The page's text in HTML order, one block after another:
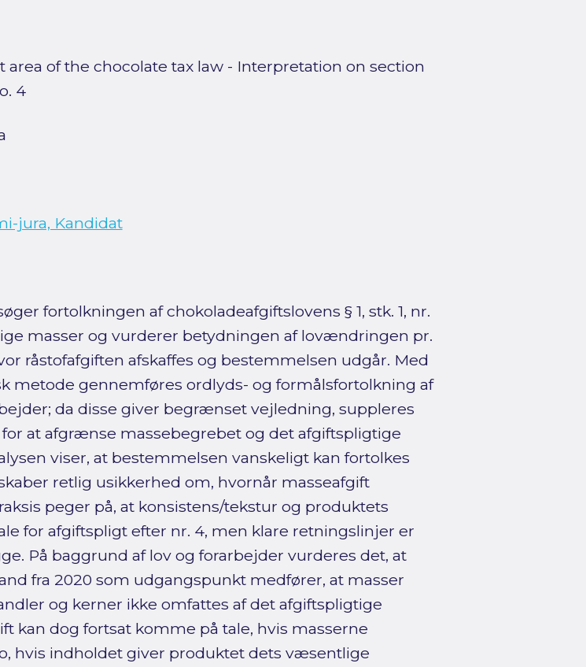
area of the chocolate tax law - Interpretation on section
4
jura, Kandidat
fortolkningen af chokoladeafgiftslovens § 1, stk. 1, nr.
masser og vurderer betydningen af lovændringen pr.
råstofafgiften afskaffes og bestemmelsen udgår. Med
metode gennemføres ordlyds- og formålsfortolkning af
da disse giver begrænset vejledning, suppleres
at afgrænse massebegrebet og det afgiftspligtige
viser, at bestemmelsen vanskeligt kan fortolkes
retlig usikkerhed om, hvornår masseafgift
peger på, at konsistens/tekstur og produktets
for afgiftspligt efter nr. 4, men klare retningslinjer er
På baggrund af lov og forarbejder vurderes det, at
fra 2020 som udgangspunkt medfører, at masser
og kerner ikke omfattes af det afgiftspligtige
kan dog fortsat komme på tale, hvis masserne
hvis indholdet giver produktet dets væsentlige